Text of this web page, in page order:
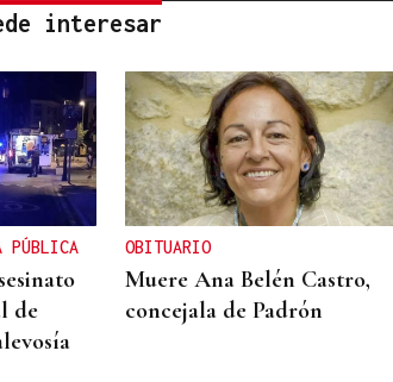
interesar
PÚBLICA
de
OBITUARIO
Muere Ana Belén Castro,
concejala de Padrón